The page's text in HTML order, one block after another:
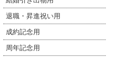
退職・昇進祝い用
成約記念用
周年記念用